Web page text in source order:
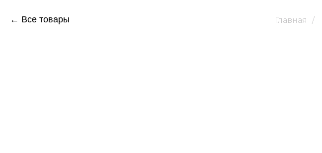
← Все товары Главная /